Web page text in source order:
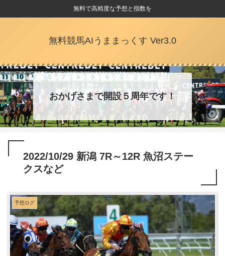
無料で高精度な予想と指数を
無料競馬AIうままっくす Ver3.0
おかげさまで開設５周年です！
2022/10/29 新潟 7R～12R 魚沼ステー
クスなど
予想ログ